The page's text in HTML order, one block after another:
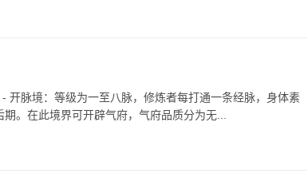
开脉境：等级为一至八脉，修炼者每打通一条经脉，身体素
。在此境界可开辟气府，气府品质分为无...